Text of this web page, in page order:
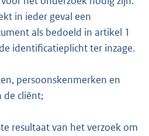
in ieder geval een
als bedoeld in artikel 1
identificatieplicht ter inzage.
persoonskenmerken en
de cliënt;
resultaat van het verzoek om